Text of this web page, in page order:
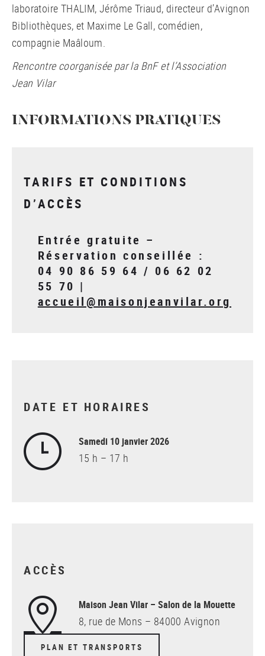
laboratoire THALIM, Jérôme Triaud, directeur d’Avignon
Bibliothèques, et Maxime Le Gall, comédien,
compagnie Maâloum.
Rencontre coorganisée par la BnF et l’Association
Jean Vilar
INFORMATIONS PRATIQUES
TARIFS ET CONDITIONS
D’ACCÈS
Entrée gratuite –
Réservation conseillée :
04 90 86 59 64 / 06 62 02
55 70 |
accueil@maisonjeanvilar.org
DATE ET HORAIRES
Samedi 10 janvier 2026
15 h – 17 h
ACCÈS
Maison Jean Vilar – Salon de la Mouette
8, rue de Mons – 84000 Avignon
PLAN ET TRANSPORTS